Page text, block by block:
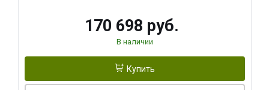
170 698 руб.
В наличии
Купить